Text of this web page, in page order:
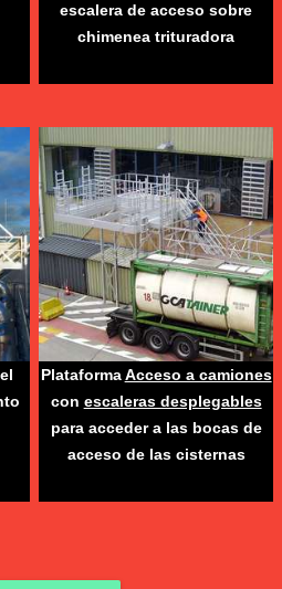
escalera de acceso sobre
chimenea trituradora
PlataformaAcceso a camiones
con escaleras desplegables
para acceder a las bocas de
acceso de las cisternas